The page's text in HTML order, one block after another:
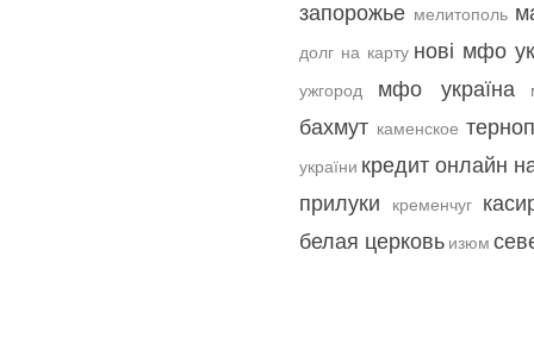
запорожье мелитополь
долг на карту нові мфо
ужгород мфо україна
бахмут каменское
україни кредит онлайн
прилуки
кременчуг
белая церковь изюм